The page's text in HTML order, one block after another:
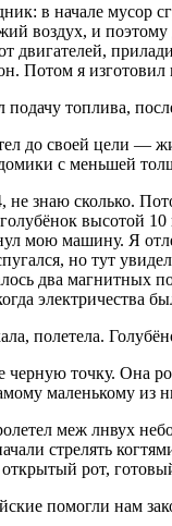
в начале мусор
воздух, и поэтому
двигателей,
Потом я
топлива,
до своей цели —
с меньшей
знаю сколько.
высотой
мою машину. Я
но тут
два магнитных
электричества
полетела.
черную точку. Она
маленькому из
меж лнвух
стрелять
рот,
помогли нам